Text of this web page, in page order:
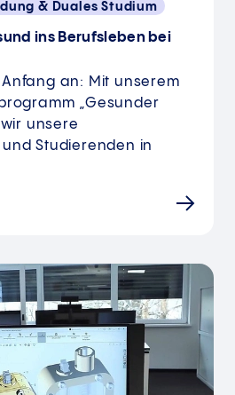
& Duales Studium
ins Berufsleben bei
an: Mit unserem
„Gesunder
unsere
Studierenden in